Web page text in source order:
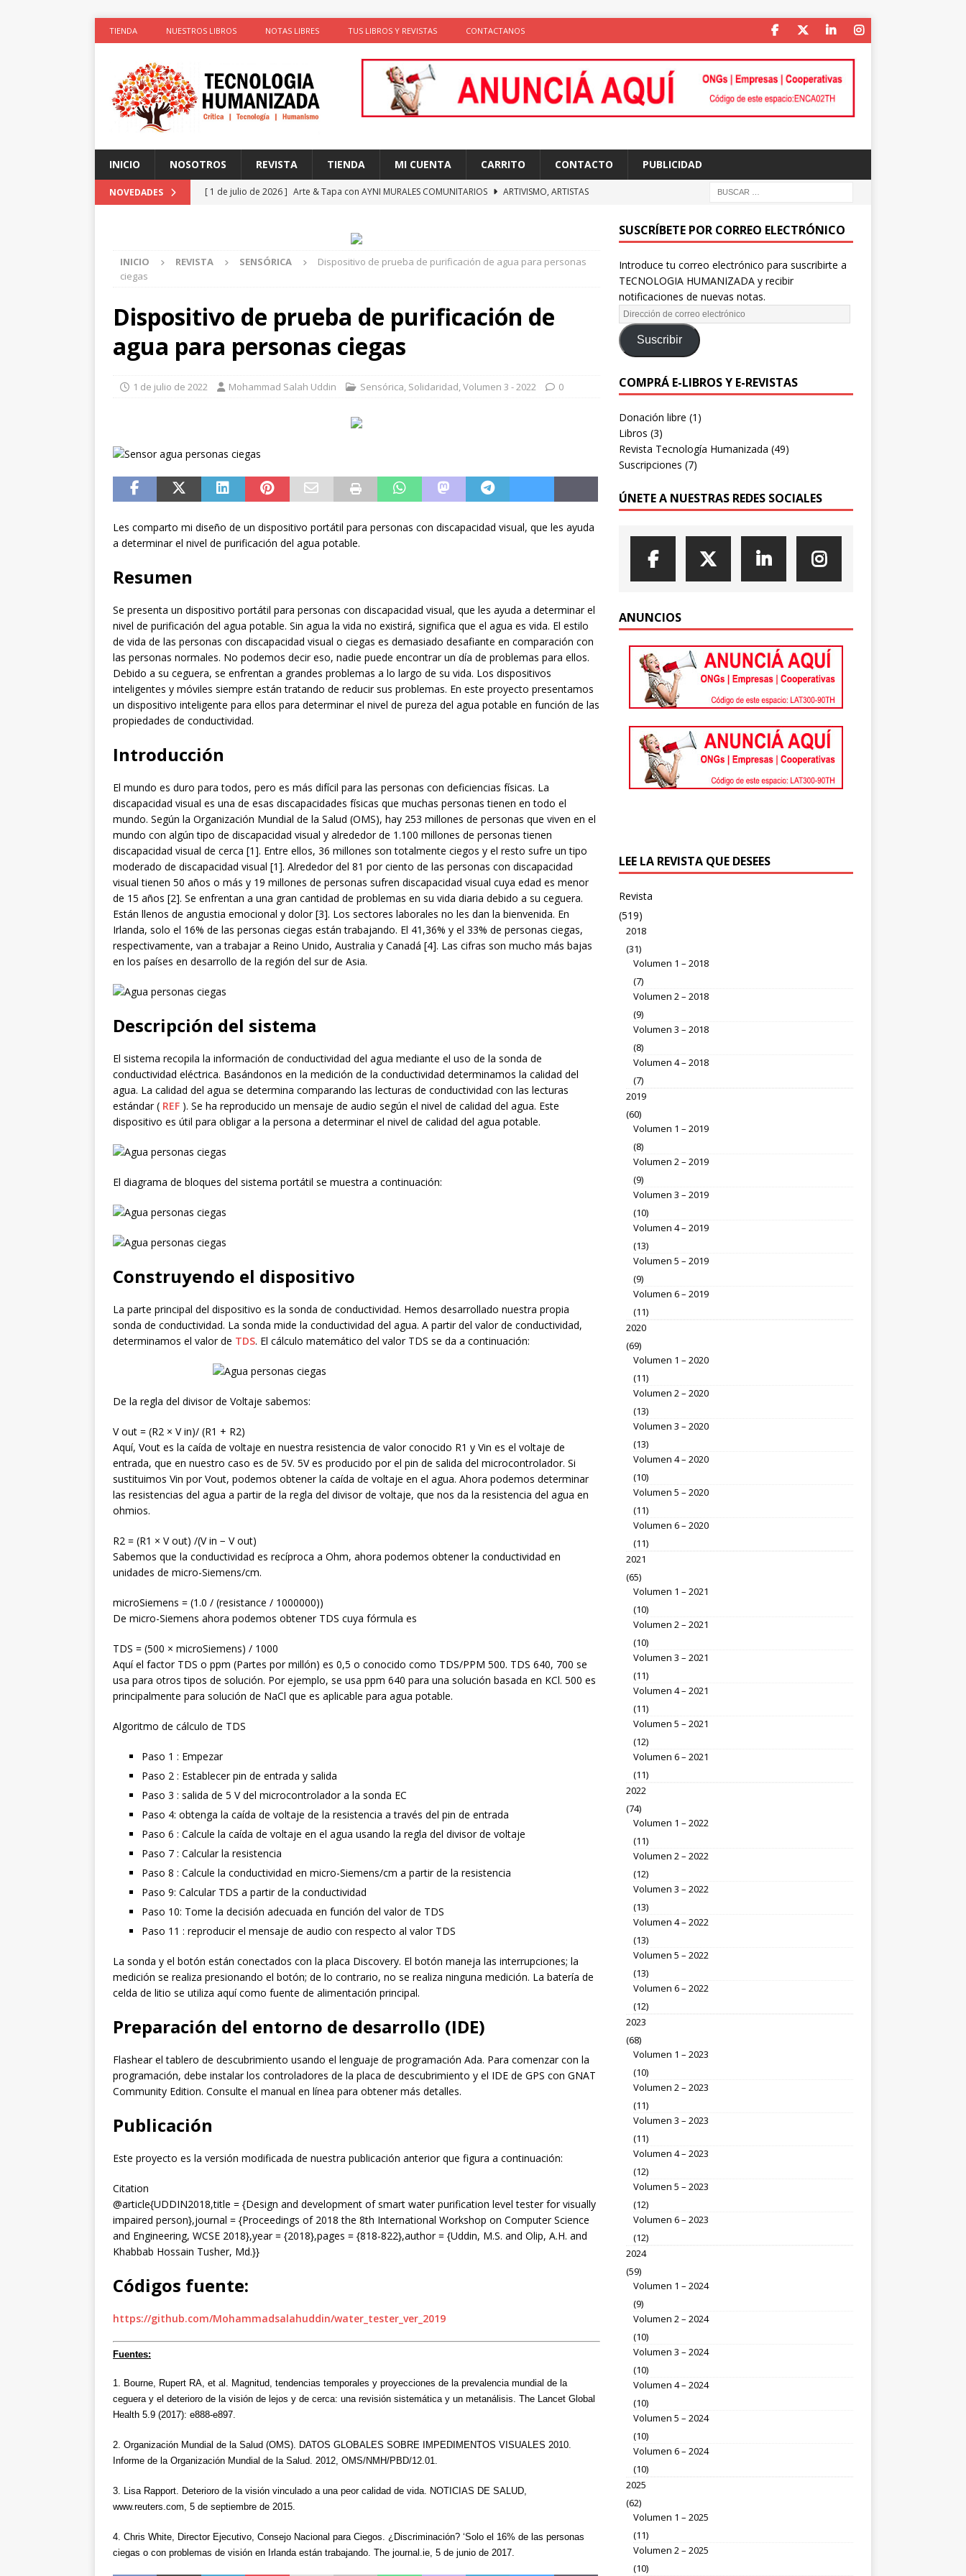
TIENDA NUESTROS LIBROS NOTAS LIBRES TUS LIBROS Y REVISTAS CONTACTANOS
INICIO NOSOTROS REVISTA TIENDA MI CUENTA CARRITO CONTACTO PUBLICIDAD
NOVEDADES [ 1 de julio de 2026 ] Arte & Tapa con AYNI MURALES COMUNITARIOS
ARTIVISMO, ARTISTAS
Simulación de comportamientos y praxis social con algoritmos no
colonizadores (Segunda parte)
SOLIDARIDAD
el cuerpo
ESPIRITUALIDAD
Robo de identidad digital a personas en situación de calle
LA TECNOLOGÍA
[ 1 de julio de 2026 ] TECNOLOGIA HUMANIZADA – Revista Número 3, 2026
VOLUMEN 3 -
INICIO REVISTA SENSÓRICA
Dispositivo de prueba de purificación de agua para personas
ciegas
Dispositivo de prueba de purificación de
agua para personas ciegas
1 de julio de 2022 Mohammad Salah Uddin Sensórica, Solidaridad,Volumen 3 - 2022 0
Les comparto mi diseño de un dispositivo portátil para personas con discapacidad visual, que les ayuda
a determinar el nivel de purificación del agua potable.
Resumen
Se presenta un dispositivo portátil para personas con discapacidad visual, que les ayuda a determinar el
nivel de purificación del agua potable. Sin agua la vida no existirá, significa que el agua es vida. El estilo
de vida de las personas con discapacidad visual o ciegas es demasiado desafiante en comparación con
las personas normales. No podemos decir eso, nadie puede encontrar un día de problemas para ellos.
Debido a su ceguera, se enfrentan a grandes problemas a lo largo de su vida. Los dispositivos
inteligentes y móviles siempre están tratando de reducir sus problemas. En este proyecto presentamos
un dispositivo inteligente para ellos para determinar el nivel de pureza del agua potable en función de las
propiedades de conductividad.
Introducción
El mundo es duro para todos, pero es más difícil para las personas con deficiencias físicas. La
discapacidad visual es una de esas discapacidades físicas que muchas personas tienen en todo el
mundo. Según la Organización Mundial de la Salud (OMS), hay 253 millones de personas que viven en el
mundo con algún tipo de discapacidad visual y alrededor de 1.100 millones de personas tienen
discapacidad visual de cerca [1]. Entre ellos, 36 millones son totalmente ciegos y el resto sufre un tipo
moderado de discapacidad visual [1]. Alrededor del 81 por ciento de las personas con discapacidad
visual tienen 50 años o más y 19 millones de personas sufren discapacidad visual cuya edad es menor
de 15 años [2]. Se enfrentan a una gran cantidad de problemas en su vida diaria debido a su ceguera.
Están llenos de angustia emocional y dolor [3]. Los sectores laborales no les dan la bienvenida. En
Irlanda, solo el 16% de las personas ciegas están trabajando. El 41,36% y el 33% de personas ciegas,
respectivamente, van a trabajar a Reino Unido, Australia y Canadá [4]. Las cifras son mucho más bajas
en los países en desarrollo de la región del sur de Asia.
Descripción del sistema
El sistema recopila la información de conductividad del agua mediante el uso de la sonda de
conductividad eléctrica. Basándonos en la medición de la conductividad determinamos la calidad del
agua. La calidad del agua se determina comparando las lecturas de conductividad con las lecturas
estándar ( REF ). Se ha reproducido un mensaje de audio según el nivel de calidad del agua. Este
dispositivo es útil para obligar a la persona a determinar el nivel de calidad del agua potable.
El diagrama de bloques del sistema portátil se muestra a continuación:
Construyendo el dispositivo
La parte principal del dispositivo es la sonda de conductividad. Hemos desarrollado nuestra propia
sonda de conductividad. La sonda mide la conductividad del agua. A partir del valor de conductividad,
determinamos el valor de TDS. El cálculo matemático del valor TDS se da a continuación:
De la regla del divisor de Voltaje sabemos:
V out = (R2 × V in)/ (R1 + R2)
Aquí, Vout es la caída de voltaje en nuestra resistencia de valor conocido R1 y Vin es el voltaje de
entrada, que en nuestro caso es de 5V. 5V es producido por el pin de salida del microcontrolador. Si
sustituimos Vin por Vout, podemos obtener la caída de voltaje en el agua. Ahora podemos determinar
las resistencias del agua a partir de la regla del divisor de voltaje, que nos da la resistencia del agua en
ohmios.
R2 = (R1 × V out) /(V in − V out)
Sabemos que la conductividad es recíproca a Ohm, ahora podemos obtener la conductividad en
unidades de micro-Siemens/cm.
microSiemens = (1.0 / (resistance / 1000000))
De micro-Siemens ahora podemos obtener TDS cuya fórmula es
TDS = (500 × microSiemens) / 1000
Aquí el factor TDS o ppm (Partes por millón) es 0,5 o conocido como TDS/PPM 500. TDS 640, 700 se
usa para otros tipos de solución. Por ejemplo, se usa ppm 640 para una solución basada en KCl. 500 es
principalmente para solución de NaCl que es aplicable para agua potable.
Algoritmo de cálculo de TDS
Paso 1 : Empezar
Paso 2 : Establecer pin de entrada y salida
Paso 3 : salida de 5 V del microcontrolador a la sonda EC
Paso 4: obtenga la caída de voltaje de la resistencia a través del pin de entrada
Paso 6 : Calcule la caída de voltaje en el agua usando la regla del divisor de voltaje
Paso 7 : Calcular la resistencia
Paso 8 : Calcule la conductividad en micro-Siemens/cm a partir de la resistencia
Paso 9: Calcular TDS a partir de la conductividad
Paso 10: Tome la decisión adecuada en función del valor de TDS
Paso 11 : reproducir el mensaje de audio con respecto al valor TDS
La sonda y el botón están conectados con la placa Discovery. El botón maneja las interrupciones; la
medición se realiza presionando el botón; de lo contrario, no se realiza ninguna medición. La batería de
celda de litio se utiliza aquí como fuente de alimentación principal.
Preparación del entorno de desarrollo (IDE)
Flashear el tablero de descubrimiento usando el lenguaje de programación Ada. Para comenzar con la
programación, debe instalar los controladores de la placa de descubrimiento y el IDE de GPS con GNAT
Community Edition. Consulte el manual en línea para obtener más detalles.
Publicación
Este proyecto es la versión modificada de nuestra publicación anterior que figura a continuación:
Citation
@article{UDDIN2018,title = {Design and development of smart water purification level tester for visually
impaired person},journal = {Proceedings of 2018 the 8th International Workshop on Computer Science
and Engineering, WCSE 2018},year = {2018},pages = {818-822},author = {Uddin, M.S. and Olip, A.H. and
Khabbab Hossain Tusher, Md.}}
Códigos fuente:
https://github.com/Mohammadsalahuddin/water_tester_ver_2019
Fuentes:
1. Bourne, Rupert RA, et al. Magnitud, tendencias temporales y proyecciones de la prevalencia mundial de la
ceguera y el deterioro de la visión de lejos y de cerca: una revisión sistemática y un metanálisis. The Lancet Global
Health 5.9 (2017): e888-e897.
2. Organización Mundial de la Salud (OMS). DATOS GLOBALES SOBRE IMPEDIMENTOS VISUALES 2010.
Informe de la Organización Mundial de la Salud. 2012, OMS/NMH/PBD/12.01.
3. Lisa Rapport. Deterioro de la visión vinculado a una peor calidad de vida. NOTICIAS DE SALUD,
www.reuters.com, 5 de septiembre de 2015.
4. Chris White, Director Ejecutivo, Consejo Nacional para Ciegos. ¿Discriminación? ‘Solo el 16% de las personas
ciegas o con problemas de visión en Irlanda están trabajando. The journal.ie, 5 de junio de 2017.
SUSCRÍBETE POR CORREO ELECTRÓNICO
Introduce tu correo electrónico para suscribirte a
TECNOLOGIA HUMANIZADA y recibir
notificaciones de nuevas notas.
Suscribir
COMPRÁ E-LIBROS Y E-REVISTAS
Donación libre (1)
Libros (3)
Revista Tecnología Humanizada (49)
Suscripciones (7)
ÚNETE A NUESTRAS REDES SOCIALES
ANUNCIOS
LEE LA REVISTA QUE DESEES
Revista
(519)
2018
(31)
Volumen 1 – 2018
(7)
Volumen 2 – 2018
(9)
Volumen 3 – 2018
(8)
Volumen 4 – 2018
(7)
2019
(60)
Volumen 1 – 2019
(8)
Volumen 2 – 2019
(9)
Volumen 3 – 2019
(10)
Volumen 4 – 2019
(13)
Volumen 5 – 2019
(9)
Volumen 6 – 2019
(11)
2020
(69)
Volumen 1 – 2020
(11)
Volumen 2 – 2020
(13)
Volumen 3 – 2020
(13)
Volumen 4 – 2020
(10)
Volumen 5 – 2020
(11)
Volumen 6 – 2020
(11)
2021
(65)
Volumen 1 – 2021
(10)
Volumen 2 – 2021
(10)
Volumen 3 – 2021
(11)
Volumen 4 – 2021
(11)
Volumen 5 – 2021
(12)
Volumen 6 – 2021
(11)
2022
(74)
Volumen 1 – 2022
(11)
Volumen 2 – 2022
(12)
Volumen 3 – 2022
(13)
Volumen 4 – 2022
(13)
Volumen 5 – 2022
(13)
Volumen 6 – 2022
(12)
2023
(68)
Volumen 1 – 2023
(10)
Volumen 2 – 2023
(11)
Volumen 3 – 2023
(11)
Volumen 4 – 2023
(12)
Volumen 5 – 2023
(12)
Volumen 6 – 2023
(12)
2024
(59)
Volumen 1 – 2024
(9)
Volumen 2 – 2024
(10)
Volumen 3 – 2024
(10)
Volumen 4 – 2024
(10)
Volumen 5 – 2024
(10)
Volumen 6 – 2024
(10)
2025
(62)
Volumen 1 – 2025
(11)
Volumen 2 – 2025
(10)